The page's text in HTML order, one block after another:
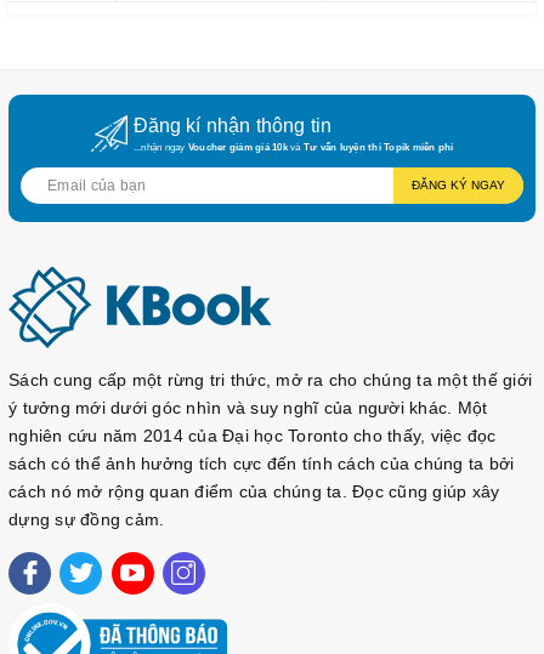
• Nhược điểm
• Hoạt động giải trí
Chapter 2: Học vấn và kinh nghiệm làm việc
• Ngành học và giới thiệu trường
• Yêu cầu ứng tuyển
• Kỹ năng và khả năng
• Mục tiêu và hoài bão
• Bằng cấp liên quan đến kỹ thuật
• Châm ngôn và triết lý
Chapter 4: Ý kiến và câu hỏi khác
• Ý kiến về công ty
• Dự kiến lương
• Tình trạng ứng tuyển
• Xác nhận thông tin
• Hỏi nhà tuyển dụng
quan đến công việc
Đăng kí nhận thông tin
...nhận ngay Voucher giảm giá 10kvà Tư vấn luyện thi Topik miễn phí
ĐĂNG KÝ NGAY
Sách cung cấp một rừng tri thức, mở ra cho chúng ta một thế giới
ý tưởng mới dưới góc nhìn và suy nghĩ của người khác. Một
nghiên cứu năm 2014 của Đại học Toronto cho thấy, việc đọc
sách có thể ảnh hưởng tích cực đến tính cách của chúng ta bởi
cách nó mở rộng quan điểm của chúng ta. Đọc cũng giúp xây
dựng sự đồng cảm.